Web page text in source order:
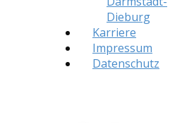
Dieburg
Karriere
Impressum
Datenschutz